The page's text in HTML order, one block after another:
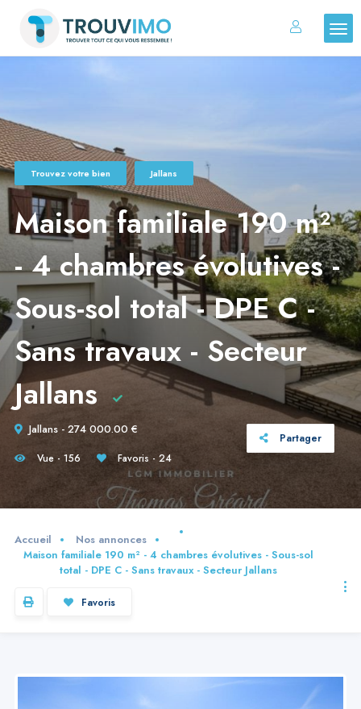
Trouvez votre bien Jallans
Maison familiale 190 m²
- 4 chambres évolutives -
Sous-sol total - DPE C -
Sans travaux - Secteur
Jallans
Jallans - 274 000.00 €
Partager
Vue - 156
Favoris - 24
Accueil
Nos annonces
Maison familiale 190 m² - 4 chambres évolutives - Sous-sol
total - DPE C - Sans travaux - Secteur Jallans
Favoris